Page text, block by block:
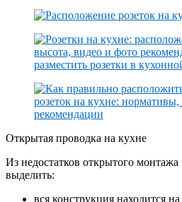
Открытая проводка на кухне
Из недостатков открытого
выделить:
вся конструкция находится